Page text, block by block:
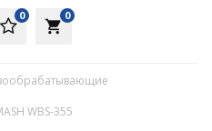
local_grocery_store
0
0
WBS-355